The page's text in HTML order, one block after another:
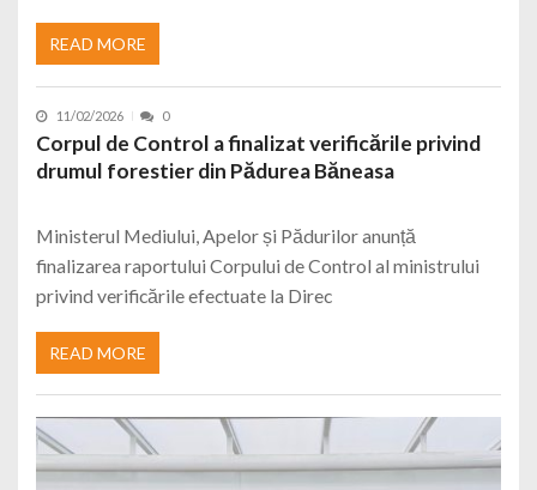
READ MORE
11/02/2026 0
Corpul de Control a finalizat verificările privind
drumul forestier din Pădurea Băneasa
Ministerul Mediului, Apelor și Pădurilor anunță
finalizarea raportului Corpului de Control al ministrului
privind verificările efectuate la Direc
READ MORE